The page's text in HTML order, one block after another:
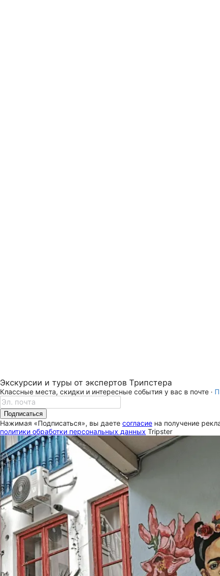
Экскурсии и туры от экспертов Трипстера
Классные места, скидки и интересные события у вас в почте ·
Подписаться
Нажимая «Подписаться», вы даете согласие на получение
политики обработки персональных данных Tripster